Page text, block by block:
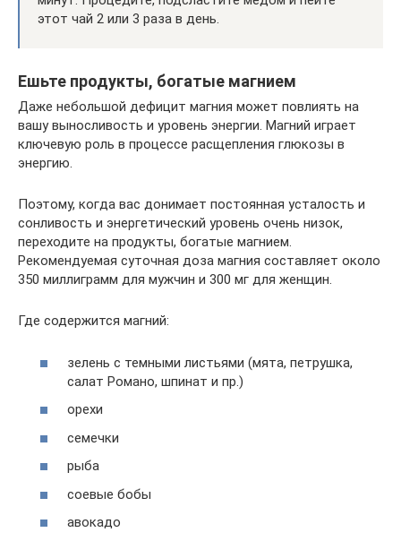
этот чай 2 или 3 раза в день.
Ешьте продукты, богатые магнием
Даже небольшой дефицит магния может повлиять на
вашу выносливость и уровень энергии. Магний играет
ключевую роль в процессе расщепления глюкозы в
энергию.
Поэтому, когда вас донимает постоянная усталость и
сонливость и энергетический уровень очень низок,
переходите на продукты, богатые магнием.
Рекомендуемая суточная доза магния составляет около
350 миллиграмм для мужчин и 300 мг для женщин.
Где содержится магний:
зелень с темными листьями (мята, петрушка,
салат Романо, шпинат и пр.)
орехи
семечки
рыба
соевые бобы
авокадо